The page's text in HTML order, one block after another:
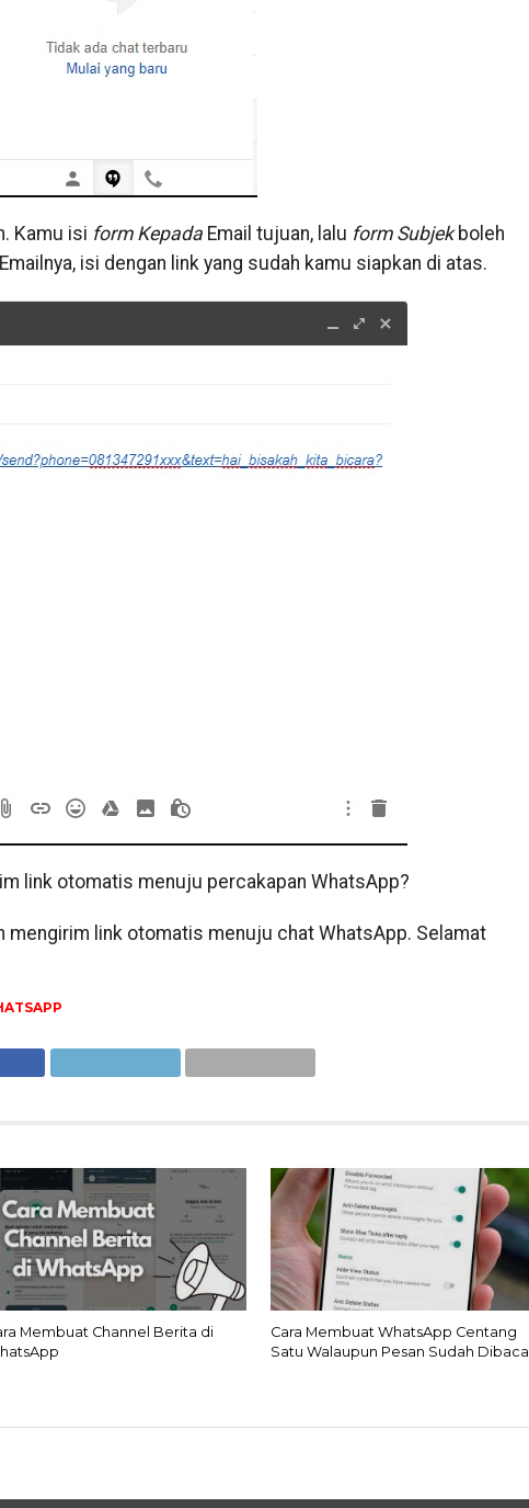
Kamu isi form KepadaEmail tujuan, lalu form Subjekboleh
isi dengan link yang sudah kamu siapkan di atas.
link otomatis menuju percakapan WhatsApp?
mengirim link otomatis menuju chat WhatsApp. Selamat
Membuat Channel Berita di
Cara Membuat WhatsApp Centang
Satu Walaupun Pesan Sudah Dibaca